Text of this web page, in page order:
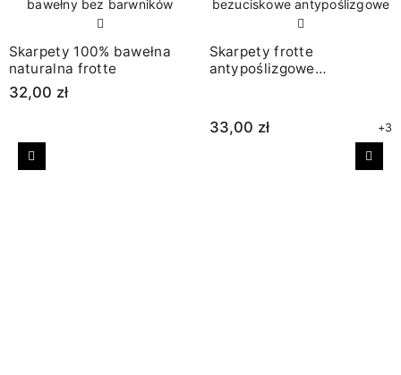
Skarpety 100% bawełna
naturalna frotte
32,00 zł
Skarpety frotte
antypoślizgowe
33,00 zł +3
Poprzedni